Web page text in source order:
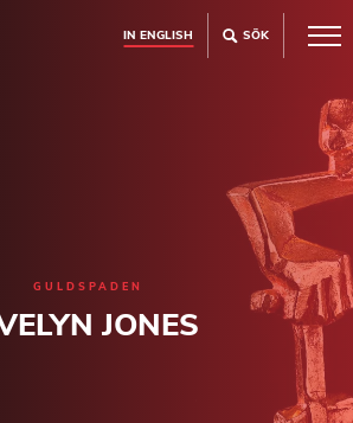
IN ENGLISH SÖK
GULDSPADEN
JONES